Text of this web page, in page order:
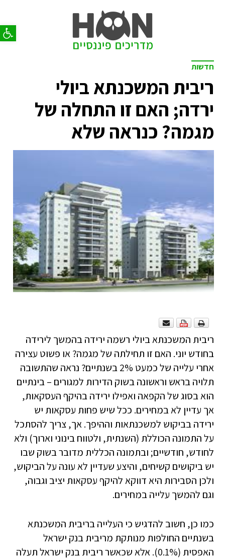
פתח
חדשות
ריבית המשכנתא ביולי
ירדה; האם זו התחלה של
מגמה? כנראה שלא
ריבית המשכנתא ביולי רשמה ירידה בהמשך לירידה
בחודש יוני. האם זו תחילתה של מגמה? או פשוט עצירה
אחרי עלייה של כמעט 2% בשנתיים? נראה שהתשובה
תלויה בראש וראשונה בשוק הדירות למגורים – בינתיים
הוא בסוג של הקפאה ואפילו ירידה בהיקף העסקאות,
אך עדיין לא במחירים. ככל שיש פחות עסקאות יש
ירידה בביקוש למשכנתאות וההיפך. אך, צריך להסתכל
על התמונה הכוללת (השנתית, ולטווח בינוני וארוך) ולא
לחודש, חודשיים; ובתמונה הכללית מדובר בשוק שבו
יש ביקושים קשיחים, והיצע שעדיין לא עונה על הביקוש,
ולכן הסבירות היא דווקא להיקף עסקאות יציב וגבוה,
וגם להמשך עלייה במחירים.
כמו כן, חשוב להדגיש כי העלייה בריבית המשכנתא
בשנתיים החולפות מנותקת מריבית בנק ישראל
האפסית (0.1%). אלא שכאשר ריבית בנק ישראל תעלה